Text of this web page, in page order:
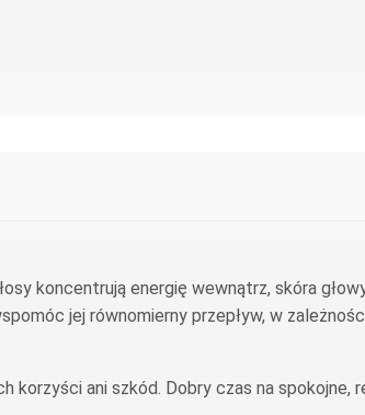
koncentrują energię wewnątrz, skóra
jej równomierny przepływ, w
korzyści ani szkód. Dobry czas na spokojne,